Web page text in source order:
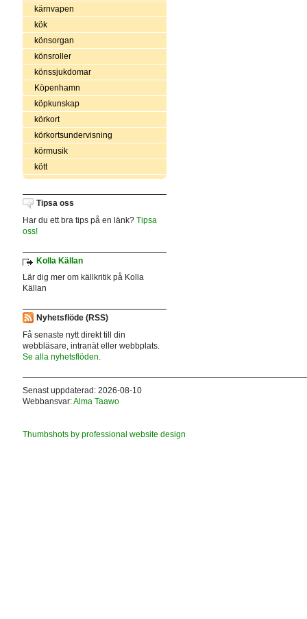
kärnvapen
kök
könsorgan
könsroller
könssjukdomar
Köpenhamn
köpkunskap
körkort
körkortsundervisning
körmusik
kött
Tipsa oss
Har du ett bra tips på en länk? Tipsa
oss!
Kolla Källan
Lär dig mer om källkritik på Kolla
Källan
Nyhetsflöde (RSS)
Få senaste nytt direkt till din
webbläsare, intranät eller webbplats.
Se alla nyhetsflöden.
Senast uppdaterad: 2026-08-10
Webbansvar:Alma Taawo
Thumbshots by professional website design